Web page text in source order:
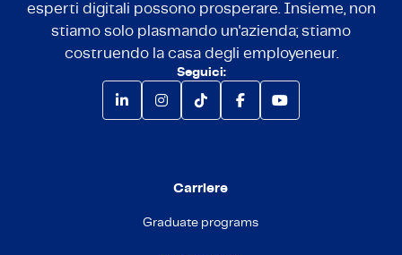
esperti digitali possono prosperare. Insieme, non
stiamo solo plasmando un'azienda; stiamo
costruendo la casa degli employeneur.
Seguici:
Carriere
Graduate programs